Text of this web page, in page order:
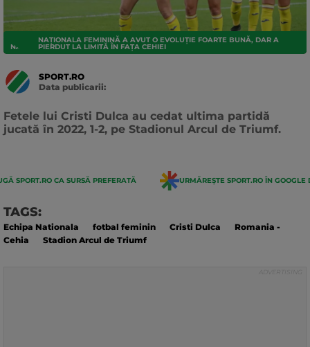
NATIONALA
NAȚIONALA FEMININĂ A AVUT O EVOLUȚIE FOARTE BUNĂ, DAR A
PIERDUT LA LIMITĂ ÎN FAȚA CEHIEI
SPORT.RO
Data publicarii:
Fetele lui Cristi Dulca au cedat ultima partidă
jucată în 2022, 1-2, pe Stadionul Arcul de Triumf.
SPORT.RO CA SURSĂ PREFERATĂ URMĂREȘTE SPORT.RO ÎN GOOGLE
TAGS:
Echipa Nationala fotbal feminin Cristi Dulca
Romania -
Cehia
Stadion Arcul de Triumf